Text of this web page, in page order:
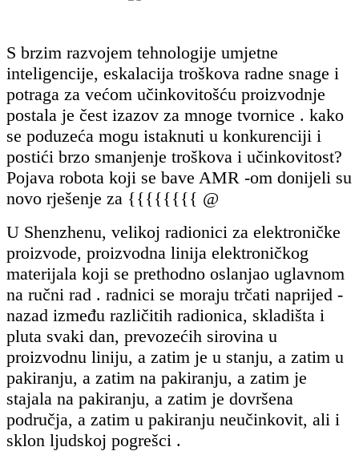
S brzim razvojem tehnologije umjetne
inteligencije, eskalacija troškova radne snage i
potraga za većom učinkovitošću proizvodnje
postala je čest izazov za mnoge tvornice . kako
se poduzeća mogu istaknuti u konkurenciji i
postići brzo smanjenje troškova i učinkovitost?
Pojava robota koji se bave AMR -om donijeli su
novo rješenje za {{{{{{{{ @
U Shenzhenu, velikoj radionici za elektroničke
proizvode, proizvodna linija elektroničkog
materijala koji se prethodno oslanjao uglavnom
na ručni rad . radnici se moraju trčati naprijed -
nazad između različitih radionica, skladišta i
pluta svaki dan, prevozećih sirovina u
proizvodnu liniju, a zatim je u stanju, a zatim u
pakiranju, a zatim na pakiranju, a zatim je
stajala na pakiranju, a zatim je dovršena
područja, a zatim u pakiranju neučinkovit, ali i
sklon ljudskoj pogrešci .